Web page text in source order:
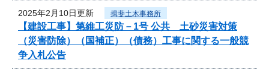
2025年2月10日更新 揖斐土木事務所
【建設工事】第維工災防－1号 公共 土砂災害対策
（災害防除）（国補正）（債務）工事に関する一般競
争入札公告